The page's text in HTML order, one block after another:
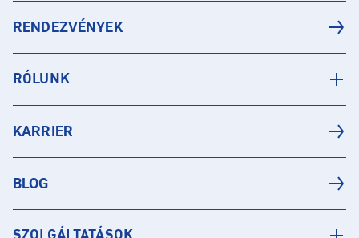
RENDEZVÉNYEK
RÓLUNK
KARRIER
BLOG